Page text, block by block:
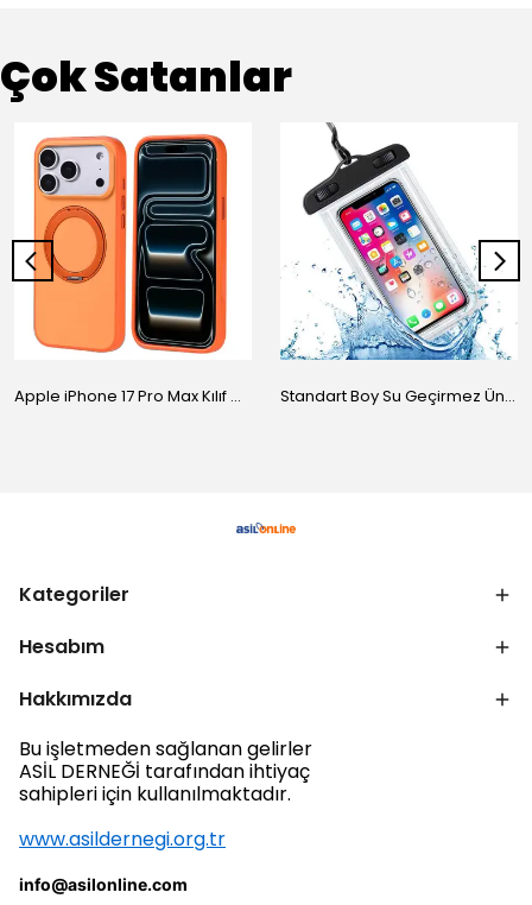
Çok Satanlar
Apple iPhone 17 Pro Max Kılıf M-Safe Şarj Özellikli Standlı Zore Proton Silikon Kapak Standart Boy Su Geçirmez Üniversal Kılıf
Kategoriler
Hesabım
Hakkımızda
Bu işletmeden sağlanan gelirler
ASİL DERNEĞİ tarafından ihtiyaç
sahipleri için kullanılmaktadır.
www.asildernegi.org.tr
info@asilonline.com